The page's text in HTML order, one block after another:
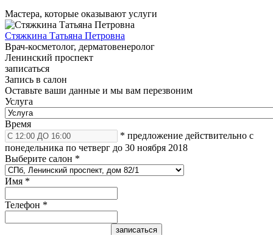
Мастера, которые оказывают услуги
Стяжкина Татьяна Петровна
Врач-косметолог, дерматовенеролог
Ленинский проспект
записаться
Запись в салон
Оставьте ваши данные и мы вам перезвоним
Услуга
Время
* предложение действительно с
понедельника по четверг до 30 ноября 2018
Выберите салон *
Имя *
Телефон *